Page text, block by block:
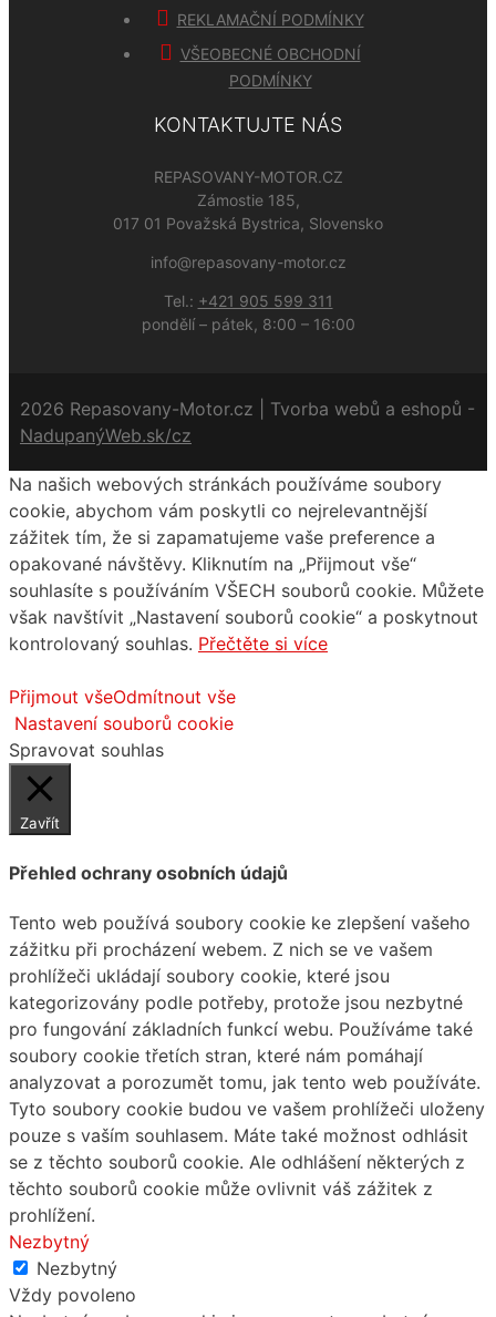
REKLAMAČNÍ PODMÍNKY
VŠEOBECNÉ OBCHODNÍ
PODMÍNKY
KONTAKTUJTE NÁS
REPASOVANY-MOTOR.CZ
Zámostie 185,
017 01 Považská Bystrica, Slovensko
info@repasovany-motor.cz
Tel.: +421 905 599 311
pondělí – pátek, 8:00 – 16:00
2026 Repasovany-Motor.cz | Tvorba webů a eshopů -
NadupanýWeb.sk/cz
Na našich webových stránkách používáme soubory
cookie, abychom vám poskytli co nejrelevantnější
zážitek tím, že si zapamatujeme vaše preference a
opakované návštěvy. Kliknutím na „Přijmout vše“
souhlasíte s používáním VŠECH souborů cookie. Můžete
však navštívit „Nastavení souborů cookie“ a poskytnout
kontrolovaný souhlas. Přečtěte si více
Přijmout všeOdmítnout vše
Nastavení souborů cookie
Spravovat souhlas
Zavřít
Přehled ochrany osobních údajů
Tento web používá soubory cookie ke zlepšení vašeho
zážitku při procházení webem. Z nich se ve vašem
prohlížeči ukládají soubory cookie, které jsou
kategorizovány podle potřeby, protože jsou nezbytné
pro fungování základních funkcí webu. Používáme také
soubory cookie třetích stran, které nám pomáhají
analyzovat a porozumět tomu, jak tento web používáte.
Tyto soubory cookie budou ve vašem prohlížeči uloženy
pouze s vaším souhlasem. Máte také možnost odhlásit
se z těchto souborů cookie. Ale odhlášení některých z
těchto souborů cookie může ovlivnit váš zážitek z
prohlížení.
Nezbytný
Nezbytný
Vždy povoleno